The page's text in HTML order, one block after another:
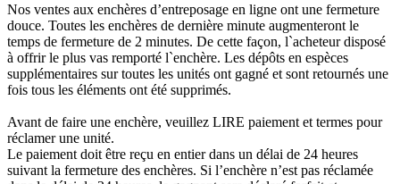
Nos ventes aux enchères d’entreposage en ligne ont une fermeture
douce. Toutes les enchères de dernière minute augmenteront le
temps de fermeture de 2 minutes. De cette façon, l`acheteur disposé
à offrir le plus vas remporté l`enchère. Les dépôts en espèces
supplémentaires sur toutes les unités ont gagné et sont retournés une
fois tous les éléments ont été supprimés.
Avant de faire une enchère, veuillez LIRE paiement et termes pour
réclamer une unité.
Le paiement doit être reçu en entier dans un délai de 24 heures
suivant la fermeture des enchères. Si l’enchère n’est pas réclamée